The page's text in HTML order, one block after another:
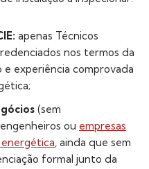
apenas Técnicos
nos termos da
e experiência comprovada
(sem
ou empresas
energética , ainda que sem
formal junto da